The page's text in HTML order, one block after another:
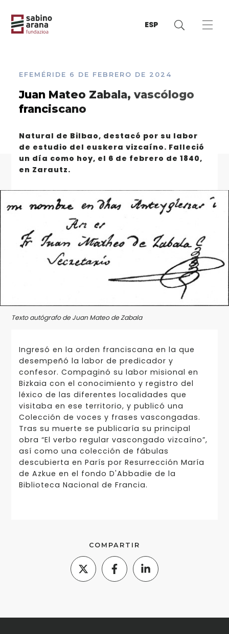
ESP
EFEMÉRIDE 6 DE FEBRERO DE 2024
Juan Mateo Zabala, vascólogo
franciscano
Natural de Bilbao, destacó por su labor
de estudio del euskera vizcaíno. Falleció
un día como hoy, el 6 de febrero de 1840,
en Zarautz.
Texto autógrafo de Juan Mateo de Zabala
Ingresó en la orden franciscana en la que
desempeñó la labor de predicador y
confesor. Compaginó su labor misional en
Bizkaia con el conocimiento y registro del
léxico de las diferentes localidades que
visitaba en ese territorio, y publicó una
Colección de voces y frases vascongadas.
Tras su muerte se publicaría su principal
obra “El verbo regular vascongado vizcaíno”,
así como una colección de fábulas
descubierta en París por Resurrección María
de Azkue en el fondo D'Abbadie de la
Biblioteca Nacional de Francia.
COMPARTIR